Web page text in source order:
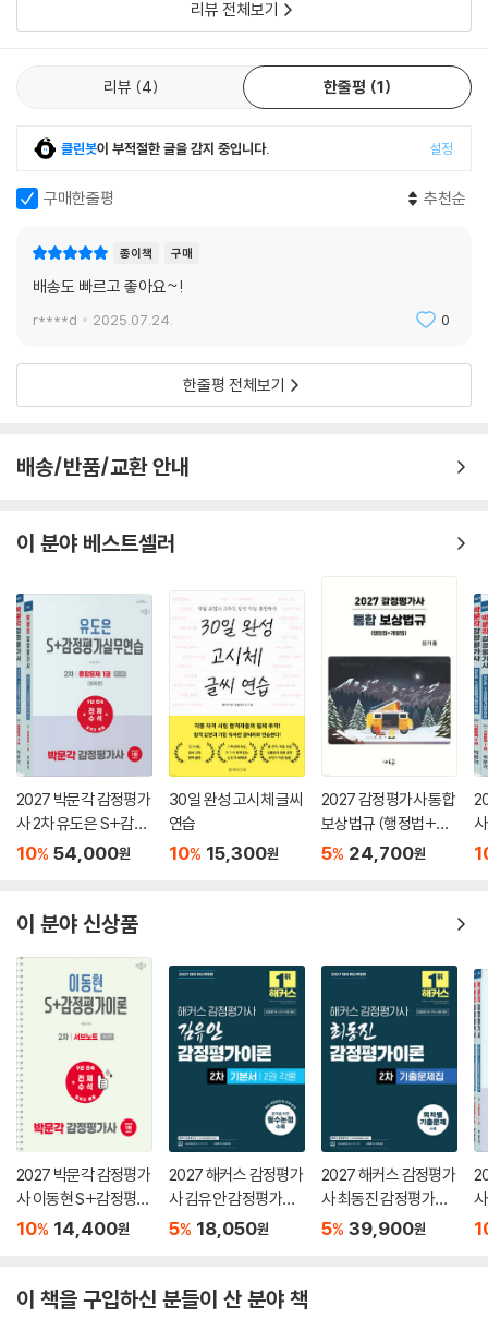
리뷰 전체보기
리뷰 4 한줄평 1
클린봇이 부적절한 글을 감지 중입니다. 설정
구매한줄평 추천순
종이책 구매
배송도 빠르고 좋아요~!
r****d 2025.07.24. 0
한줄평 전체보기
배송/반품/교환 안내
이 분야 베스트셀러
2027 박문각 감정평가
사 2차 유도은 S+감정
평가실무연습 종합문
10% 54,000원
30일 완성 고시체 글씨
연습
10% 15,300원
2027 감정평가사 통합
보상법규 (행정법+개
별법)
5% 24,700원
이 분야 신상품
2027 박문각 감정평가
사 이동현 S+감정평가
이론 2차 서브노트
10% 14,400원
2027 해커스 감정평가
사 김유안 감정평가이
론 2차 기본서 2권 각론
5% 18,050원
2027 해커스 감정평가
사 최동진 감정평가이
론 2차 기출문제집
5% 39,900원
이 책을 구입하신 분들이 산 분야 책